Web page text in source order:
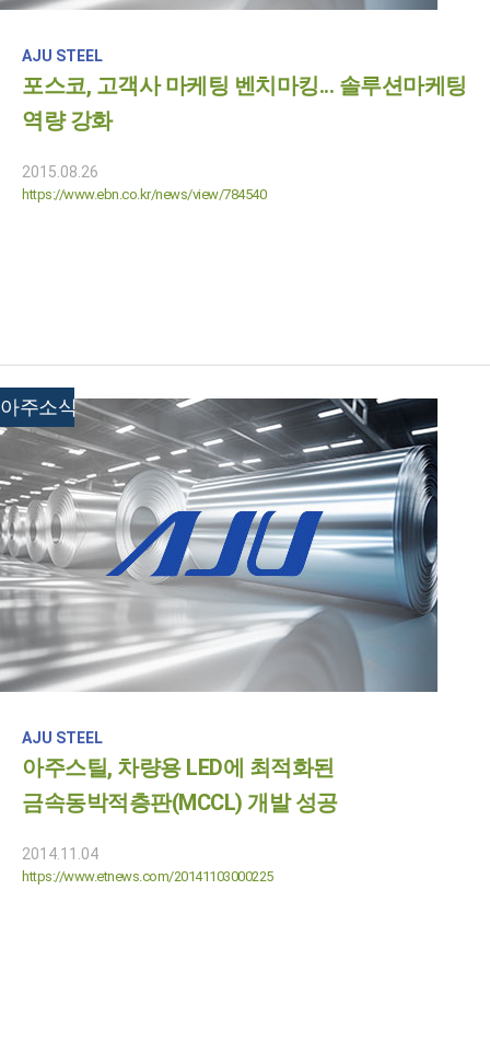
AJU STEEL
포스코, 고객사 마케팅 벤치마킹... 솔루션마케팅
역량 강화
2015.08.26
https://www.ebn.co.kr/news/view/784540
AJU STEEL
아주스틸, 차량용 LED에 최적화된
금속동박적층판(MCCL) 개발 성공
2014.11.04
https://www.etnews.com/20141103000225
아주소식